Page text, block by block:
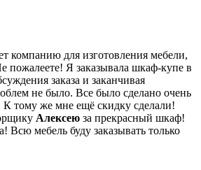
компанию для изготовления мебели,
пожалеете! Я заказывала шкаф-купе в
заказа и заканчивая
не было. Все было сделано очень
К тому же мне ещё скидку сделали!
Алексею за прекрасный шкаф!
Всю мебель буду заказывать только